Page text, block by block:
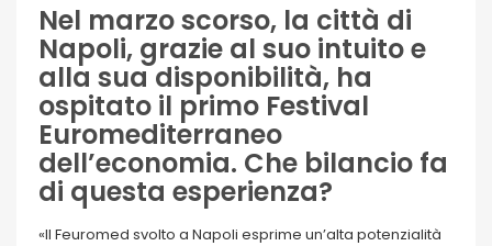
Nel marzo scorso, la città di
Napoli, grazie al suo intuito e
alla sua disponibilità, ha
ospitato il primo Festival
Euromediterraneo
dell’economia. Che bilancio fa
di questa esperienza?
«Il Feuromed svolto a Napoli esprime un’alta potenzialità